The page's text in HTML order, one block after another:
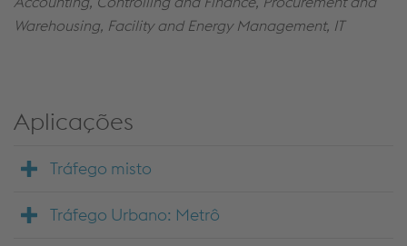
Warehousing, Facility and Energy Management, IT
Aplicações
Tráfego misto
Tráfego Urbano: Metrô